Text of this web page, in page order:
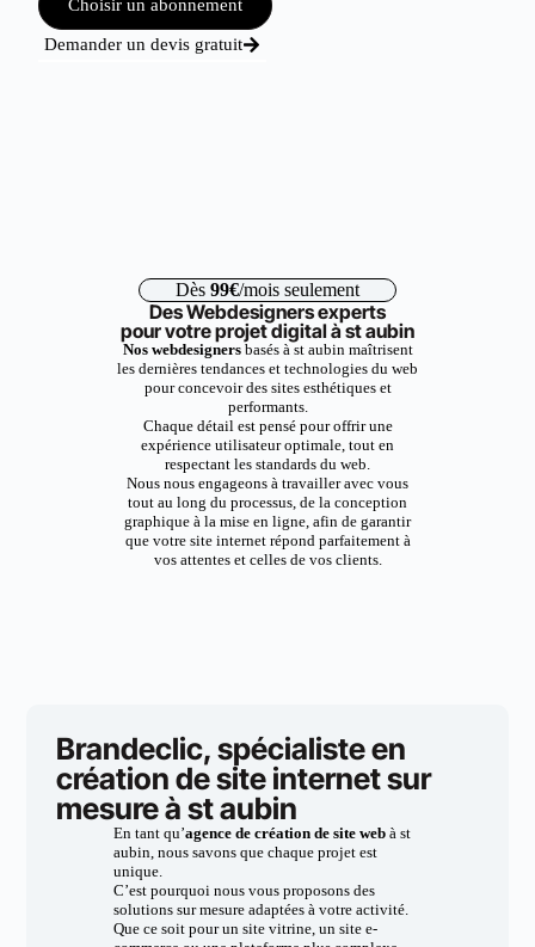
Choisir un abonnement
Demander un devis gratuit
Dès 99€/mois seulement
Des Webdesigners experts
pour votre projet digital à st aubin
Nos webdesignersbasés à st aubin maîtrisent
les dernières tendances et technologies du web
pour concevoir des sites esthétiques et
performants.
Chaque détail est pensé pour offrir une
expérience utilisateur optimale, tout en
respectant les standards du web.
Nous nous engageons à travailler avec vous
tout au long du processus, de la conception
graphique à la mise en ligne, afin de garantir
que votre site internet répond parfaitement à
vos attentes et celles de vos clients.
Brandeclic, spécialiste en
création de site internet sur
mesure à st aubin
En tant qu’agence de création de site webà st
aubin, nous savons que chaque projet est
unique.
C’est pourquoi nous vous proposons des
solutions sur mesure adaptées à votre activité.
Que ce soit pour un site vitrine, un site e-